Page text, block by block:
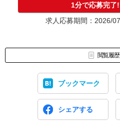
1分で応募完了
求人応募期間：2026/
閲覧履
ブックマーク
シェアする